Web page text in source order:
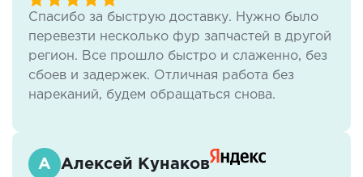
Спасибо за быструю доставку. Нужно было
перевезти несколько фур запчастей в другой
регион. Все прошло быстро и слаженно, без
сбоев и задержек. Отличная работа без
нареканий, будем обращаться снова.
Алексей Кунаков